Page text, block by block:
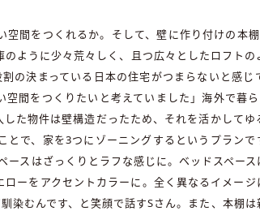
間をつくれるか。そして、壁に作り付けの本
ように少々荒々しく、且つ広々としたロフト
の決まっている日本の住宅がつまらないと感
間をつくりたいと考えていました」海外で暮
た物件は壁構造だったため、それを活かして
で、家を3つにゾーニングするというプランで
スはざっくりとラフな感じに。ベッドスペー
ーをアクセントカラーに。全く異なるイメー
染むんです、と笑顔で話すSさん。また、本棚